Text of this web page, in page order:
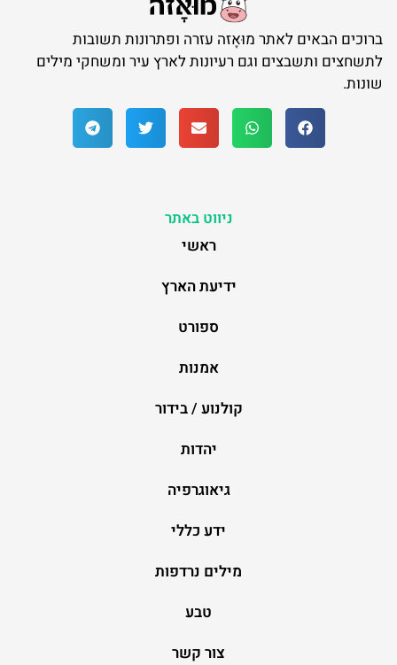
ברוכים הבאים לאתר מוּאָזה עזרה ופתרונות תשובות
לתשחצים ותשבצים וגם רעיונות לארץ עיר ומשחקי מילים
שונות.
ניווט באתר
ראשי
ידיעת הארץ
ספורט
אמנות
קולנוע / בידור
יהדות
גיאוגרפיה
ידע כללי
מילים נרדפות
טבע
צור קשר